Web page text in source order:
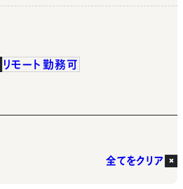
リモート勤務可
全てをクリア